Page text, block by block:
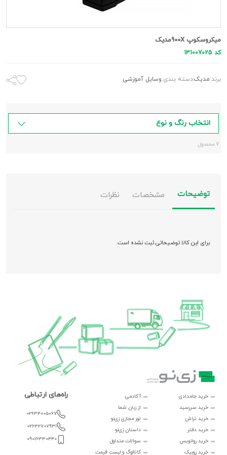
میکروسکوپ 900Xمدیک
کد 131007025
برند:مدیکدسته بندی:وسایل آموزشی
انتخاب رنگ و نوع
7 محصول
توضیحات مشخصات نظرات
برای این کالا توضیحاتی ثبت نشده است.
خرید جامدادی
خرید سررسید
خرید تراش
خرید دفتر
خرید روانویس
خرید روبیک
آکادمی
از زبان شما
تور مجازی زی‌نو
داستان زی‌نو
سوالات متداول
کاتالوگ و لیست قیمت
راه‌های ارتباطی
02634005067
02632707931
09016330440